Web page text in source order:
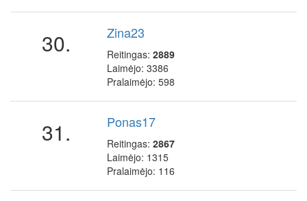
30. Zina23
Reitingas: 2889
Laimėjo: 3386
Pralaimėjo: 598
31. Ponas17
Reitingas: 2867
Laimėjo: 1315
Pralaimėjo: 116